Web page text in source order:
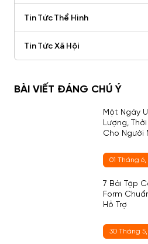
Tin Tức Thể Hình
Tin Tức Xã Hội
BÀI VIẾT ĐÁNG CHÚ Ý
Một Ngày
Lượng,
Cho Người
01 Tháng 6,
7 Bài Tập
Form
Hỗ Trợ
30 Tháng